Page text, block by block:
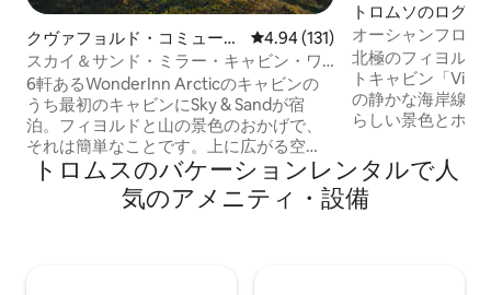
クヴァフョルド・コミューン
のタイニーハウス
レビュー131件、5つ星中4.94つ
4.94 (131)
スカイ＆サンド・ミラー・キャビン・ワ
ンダーイン・アークティック
6軒あるWonderInn Arcticのキャビンの
うち最初のキャビンにSky & Sandが宿
泊。フィヨルドと山の景色のおかげで、
それは簡単なことです。上に広がる空
と、下に広がる淡い色のクヴェフィヨル
ドの海岸線に囲まれていることにちなん
で名付けられました。鏡のようなガラス
トロムソのログハ
オーシャンフロン
ジー／フィヨルド
北極のフィヨルド
トキャビン「
の静かな海岸線を
らしい景色とホッ
したデッキと床
YouTube動画：
「
トロムスのバケーションレンタルで人
気のアメニティ・設備